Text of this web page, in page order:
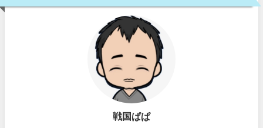
戦国ぱぱ